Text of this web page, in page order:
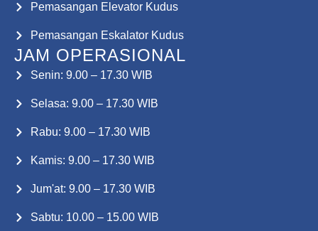
Pemasangan Elevator Kudus
Pemasangan Eskalator Kudus
JAM OPERASIONAL
Senin: 9.00 – 17.30 WIB
Selasa: 9.00 – 17.30 WIB
Rabu: 9.00 – 17.30 WIB
Kamis: 9.00 – 17.30 WIB
Jum'at: 9.00 – 17.30 WIB
Sabtu: 10.00 – 15.00 WIB